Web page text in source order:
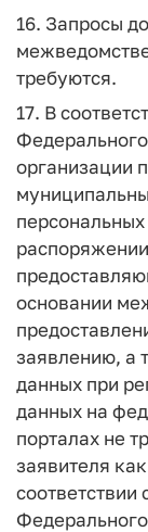
16. Запросы
требуются.
17. В
организации
основании
заявлению, а
данных при
данных на
порталах не
заявителя
соответствии